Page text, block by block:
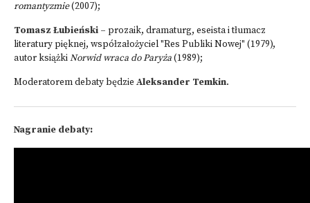
romantyzmie(2007);
Tomasz Łubieński – prozaik, dramaturg, eseista i tłumacz
literatury pięknej, współzałożyciel "Res Publiki Nowej" (1979),
autor książkiNorwid wraca do Paryża(1989);
Moderatorem debaty będzie Aleksander Temkin.
Nagranie debaty: